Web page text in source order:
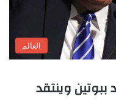
العالم
ببوتين وينتقد